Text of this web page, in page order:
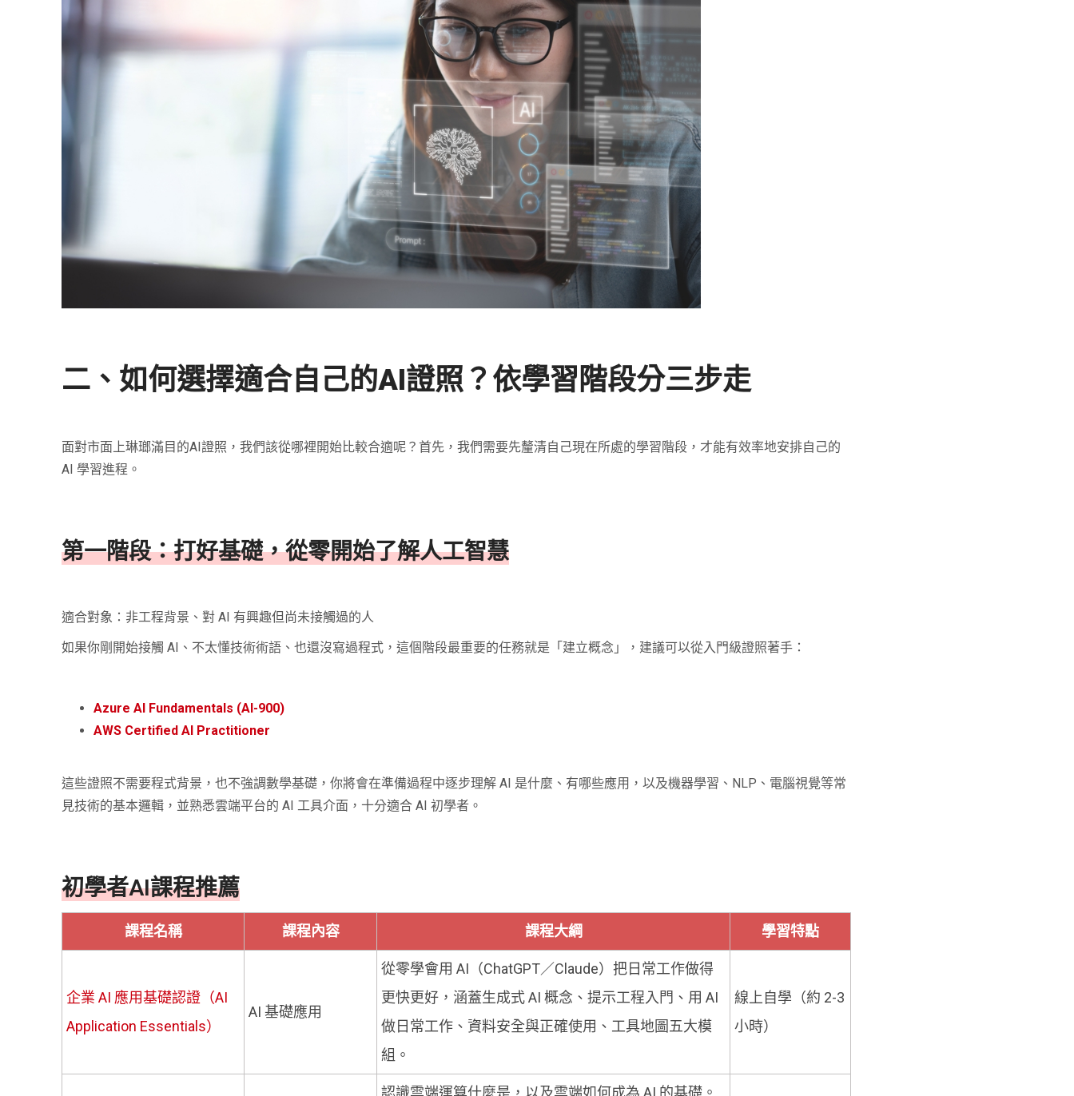
二、如何選擇適合自己的AI證照？依學習階段分三步走
面對市面上琳瑯滿目的AI證照，我們該從哪裡開始比較合適呢？首先，我們需要先釐清自己現在所處的學習階段，才能有效率地安排自己的
AI 學習進程。
第一階段：打好基礎，從零開始了解人工智慧
適合對象：非工程背景、對 AI 有興趣但尚未接觸過的人
如果你剛開始接觸 AI、不太懂技術術語、也還沒寫過程式，這個階段最重要的任務就是「建立概念」，建議可以從入門級證照著手：
Azure AI Fundamentals (AI-900)
AWS Certified AI Practitioner
這些證照不需要程式背景，也不強調數學基礎，你將會在準備過程中逐步理解 AI 是什麼、有哪些應用，以及機器學習、NLP、電腦視覺等常
見技術的基本邏輯，並熟悉雲端平台的 AI 工具介面，十分適合 AI 初學者。
初學者AI課程推薦
課程名稱 課程內容 課程大綱 學習特點
企業 AI 應用基礎認證（AI
Application Essentials）
AI 基礎應用
從零學會用 AI（ChatGPT／Claude）把日常工作做得
更快更好，涵蓋生成式 AI 概念、提示工程入門、用 AI
做日常工作、資料安全與正確使用、工具地圖五大模
組。
線上自學（約 2-3
小時）
認識雲端運算什麼是，以及雲端如何成為 AI 的基礎。